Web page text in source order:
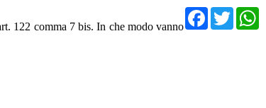
122 comma 7 bis. In che modo vanno